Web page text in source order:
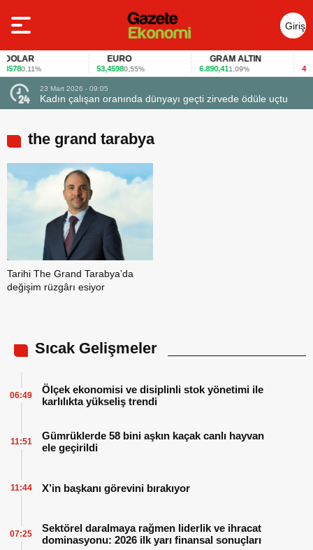
Giriş
Yap
0,11%
EURO
53,45980,55%
GRAM ALTIN
6.890,411,09% 40,65
23 Mart 2026 - 09:05
Kadın çalışan oranında dünyayı geçti zirvede ödüle uçtu
the grand tarabya
Tarihi The Grand Tarabya’da
değişim rüzgârı esiyor
Sıcak Gelişmeler
Ölçek ekonomisi ve disiplinli stok yönetimi ile
karlılıkta yükseliş trendi
06:49
Gümrüklerde 58 bini aşkın kaçak canlı hayvan
ele geçirildi
11:51
X’in başkanı görevini bırakıyor
11:44
Sektörel daralmaya rağmen liderlik ve ihracat
dominasyonu: 2026 ilk yarı finansal sonuçları
07:25